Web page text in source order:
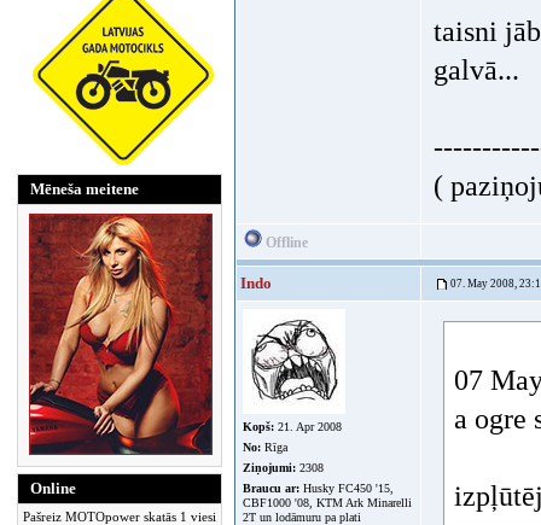
Mēneša meitene
Online
Pašreiz MOTOpower skatās 1 viesi
taisni
galvā...
(
Offline
Indo 07. May 2008,
Kopš: 21. Apr 2008
No: Rīga
Ziņojumi: 2308
Braucu ar: Husky FC450 '15,
CBF1000 '08, KTM Ark Minarelli
2T un lodāmuru pa plati
07
a ogre